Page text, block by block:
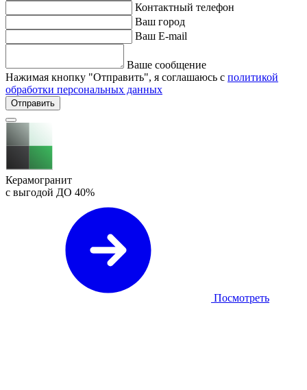
Контактный телефон
Ваш город
Ваш E-mail
Ваше сообщение
Нажимая кнопку "Отправить", я соглашаюсь с политикой
обработки персональных данных
Отправить
Керамогранит
с выгодой ДО 40%
Посмотреть